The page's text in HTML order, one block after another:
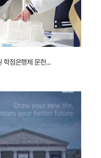
학점은행제 문헌...